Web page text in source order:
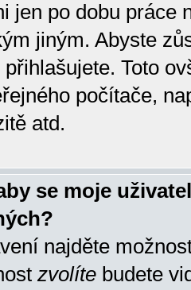
jen po dobu práce
jiným. Abyste
Toto
počítače,
atd.
se moje
najděte
zvolíte budete